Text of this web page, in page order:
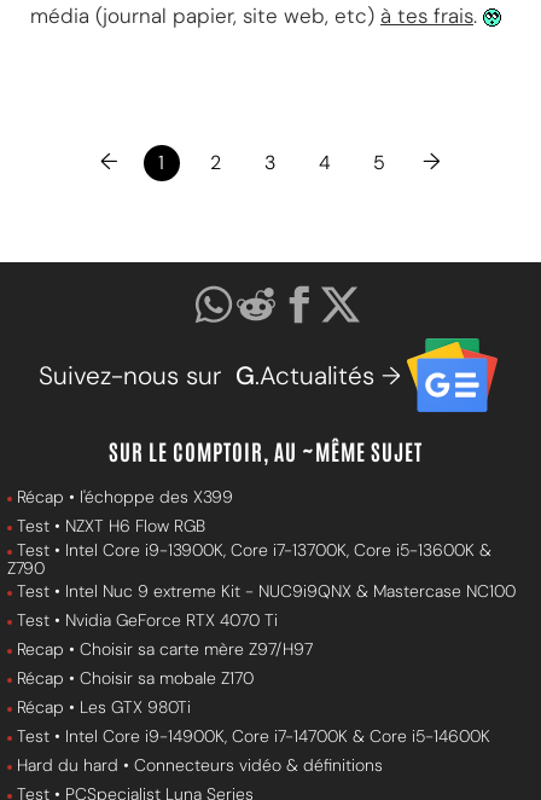
média (journal papier, site web, etc) à tes frais.
← 1 2 3 4 5 →
Suivez-nous sur G.Actualités →
SUR LE COMPTOIR, AU ~MÊME SUJET
Récap • l'échoppe des X399
Test • NZXT H6 Flow RGB
Test • Intel Core i9-13900K, Core i7-13700K, Core i5-13600K &
Z790
Test • Intel Nuc 9 extreme Kit - NUC9i9QNX & Mastercase NC100
Test • Nvidia GeForce RTX 4070 Ti
Recap • Choisir sa carte mère Z97/H97
Récap • Choisir sa mobale Z170
Récap • Les GTX 980Ti
Test • Intel Core i9-14900K, Core i7-14700K & Core i5-14600K
Hard du hard • Connecteurs vidéo & définitions
Test • PCSpecialist Luna Series